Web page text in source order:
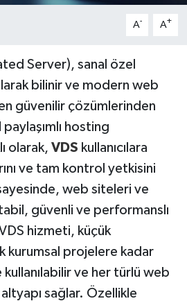
A- A+
Server), sanal özel
bilinir ve modern web
güvenilir çözümlerinden
hosting
olarak, VDS kullanıcılara
ve tam kontrol yetkisini
web siteleri ve
güvenli ve performanslı
hizmeti, küçük
kurumsal projelere kadar
ve her türlü web
sağlar. Özellikle